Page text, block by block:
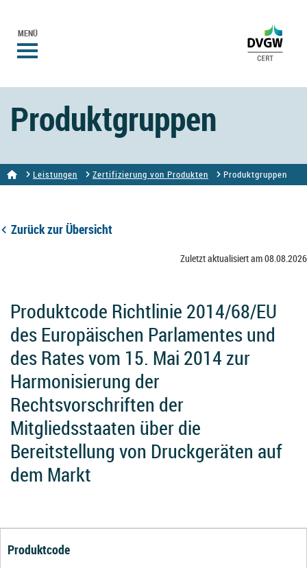
MENÜ
Produktgruppen
Leistungen Zertifizierung von Produkten Produktgruppen
Zurück zur Übersicht
Zuletzt aktualisiert am 08.08.2026
Produktcode Richtlinie 2014/68/EU
des Europäischen Parlamentes und
des Rates vom 15. Mai 2014 zur
Harmonisierung der
Rechtsvorschriften der
Mitgliedsstaaten über die
Bereitstellung von Druckgeräten auf
dem Markt
Produktcode